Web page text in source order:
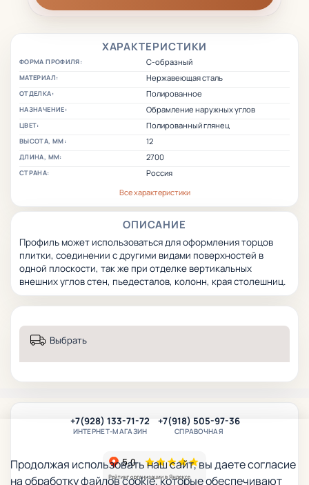
ХАРАКТЕРИСТИКИ
ФОРМА ПРОФИЛЯ: С-образный
МАТЕРИАЛ: Нержавеющая сталь
ОТДЕЛКА: Полированное
НАЗНАЧЕНИЕ: Обрамление наружных углов
ЦВЕТ: Полированный глянец
ВЫСОТА, ММ: 12
ДЛИНА, ММ: 2700
СТРАНА:
Россия
Все характеристики
ОПИСАНИЕ
Профиль может использоваться для оформления торцов
плитки, соединении с другими видами поверхностей в
одной плоскости, так же при отделке вертикальных
внешних углов стен, пьедесталов, колонн, края столешниц.
Выбрать
+7(928) 133-71-72
ИНТЕРНЕТ-МАГАЗИН
+7(918) 505-97-36
СПРАВОЧНАЯ
Продолжая использовать наш сайт, вы даете согласие
на обработку файлов cookie, которые обеспечивают